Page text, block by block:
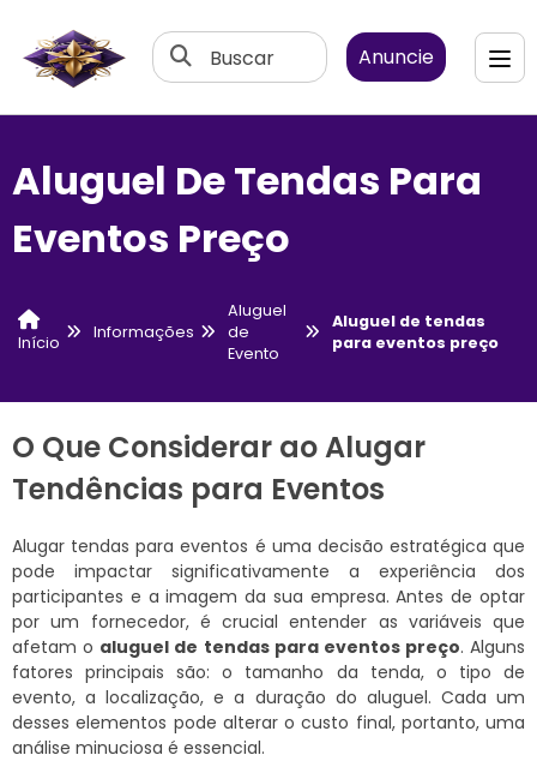
Buscar Anuncie
Aluguel De Tendas Para
Eventos Preço
Início
Informações
Aluguel
de
Evento
Aluguel de tendas
para eventos preço
O Que Considerar ao Alugar
Tendências para Eventos
Alugar tendas para eventos é uma decisão estratégica que
pode impactar significativamente a experiência dos
participantes e a imagem da sua empresa. Antes de optar
por um fornecedor, é crucial entender as variáveis que
afetam o aluguel de tendas para eventos preço. Alguns
fatores principais são: o tamanho da tenda, o tipo de
evento, a localização, e a duração do aluguel. Cada um
desses elementos pode alterar o custo final, portanto, uma
análise minuciosa é essencial.